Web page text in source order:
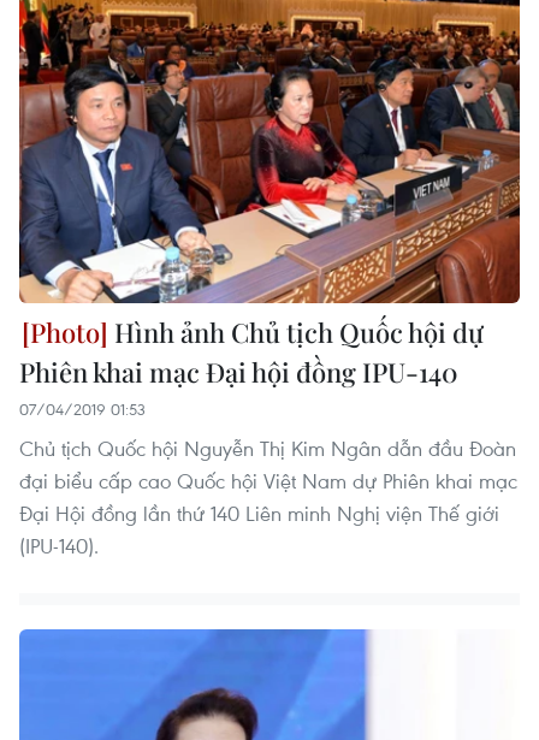
Hình ảnh Chủ tịch Quốc hội dự
Phiên khai mạc Đại hội đồng IPU-140
07/04/2019 01:53
Chủ tịch Quốc hội Nguyễn Thị Kim Ngân dẫn đầu Đoàn
đại biểu cấp cao Quốc hội Việt Nam dự Phiên khai mạc
Đại Hội đồng lần thứ 140 Liên minh Nghị viện Thế giới
(IPU-140).